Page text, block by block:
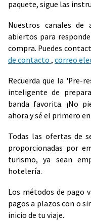
paquete, sigue las
Nuestros canales
abiertos para
compra. Puedes
de contacto , correo
Recuerda que la 'Pre-
inteligente de
banda favorita. ¡No
ahora y sé el primero
Todas las ofertas de
proporcionadas por
turismo, ya sean
hotelería.
Los métodos de pago
pagos a plazos con o
inicio de tu viaje.